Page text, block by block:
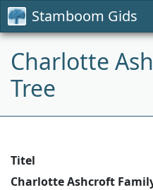
Stamboom Gids
Charlotte
Tree
Titel
Charlotte Ashcroft